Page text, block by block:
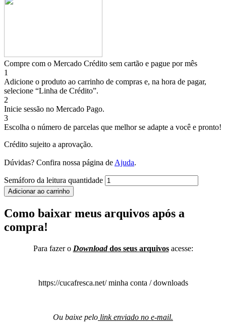
Compre com o Mercado Crédito sem cartão e pague por mês
1
Adicione o produto ao carrinho de compras e, na hora de pagar,
selecione “Linha de Crédito”.
2
Inicie sessão no Mercado Pago.
3
Escolha o número de parcelas que melhor se adapte a você e pronto!
Crédito sujeito a aprovação.
Dúvidas? Confira nossa página de Ajuda.
Semáforo da leitura quantidade
Adicionar ao carrinho
Como baixar meus arquivos após a
compra!
Para fazer o Downloaddos seus arquivos acesse:
https://cucafresca.net/ minha conta / downloads
Ou baixe pelo link enviado no e-mail.